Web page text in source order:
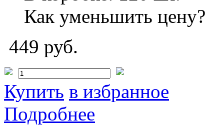
Как уменьшить цену?
449 руб.
Купить в избранное
Подробнее